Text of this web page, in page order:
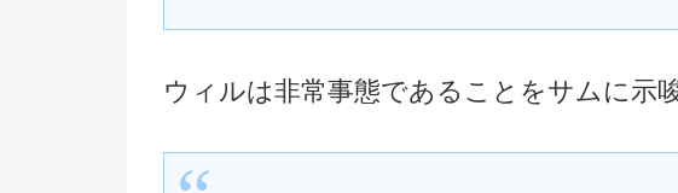
ウィルは非常事態であることをサムに示